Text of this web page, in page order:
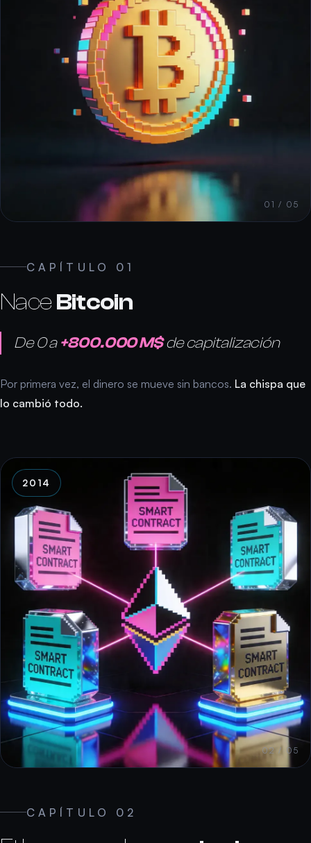
01 / 05
CAPÍTULO 01
Nace Bitcoin
De 0 a+800.000 M$de capitalización
Por primera vez, el dinero se mueve sin bancos. La chispa que
lo cambió todo.
2014
02 / 05
CAPÍTULO 02